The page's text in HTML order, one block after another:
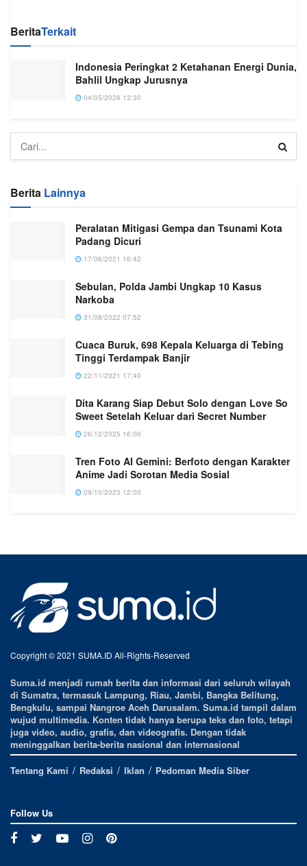
BeritaTerkait
Indonesia Peringkat 2 Ketahanan Energi Dunia,
Bahlil Ungkap Jurusnya
04/05/2026 13:30
Berita Lainnya
Peralatan Mitigasi Gempa dan Tsunami Kota
Padang Dicuri
17/06/2021 16:42
Sebulan, Polda Jambi Ungkap 10 Kasus
Narkoba
31/08/2022 07:52
Cuaca Buruk, 698 Kepala Keluarga di Tebing
Tinggi Terdampak Banjir
22/11/2021 17:40
Dita Karang Siap Debut Solo dengan Love So
Sweet Setelah Keluar dari Secret Number
26/12/2025 16:00
Tren Foto AI Gemini: Berfoto dengan Karakter
Anime Jadi Sorotan Media Sosial
09/10/2025 12:00
Copyright © 2021 SUMA.ID All-Rights-Reserved
Suma.id menjadi rumah berita dan informasi dari seluruh wilayah
di Sumatra, termasuk Lampung, Riau, Jambi, Bangka Belitung,
Bengkulu, sampai Nangroe Aceh Darusalam. Suma.id tampil dalam
wujud multimedia. Konten tidak hanya berupa teks dan foto, tetapi
juga video, audio, grafis, dan videografis. Dengan tidak
meninggalkan berita-berita nasional dan internasional
Tentang Kami
Redaksi Iklan Pedoman Media Siber
Follow Us